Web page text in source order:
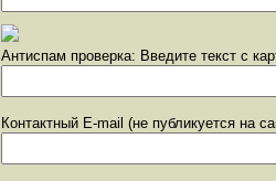
Антиспам проверка: Введите текст с
Контактный E-mail (не публикуется на